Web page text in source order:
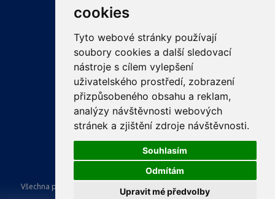
cookies
Tyto webové stránky používají
soubory cookies a další sledovací
nástroje s cílem vylepšení
uživatelského prostředí, zobrazení
přizpůsobeného obsahu a reklam,
analýzy návštěvnosti webových
stránek a zjištění zdroje návštěvnosti.
Souhlasím
Odmítám
Upravit mé předvolby
ODKAZY
PRO LÉKAŘE
PRO VEŘEJNOST
VZDĚLÁVÁNÍ
Všechna práva vyhrazena Česká lékařská komora. Tvorba a provoz
ISSA CZECH s.r.o..